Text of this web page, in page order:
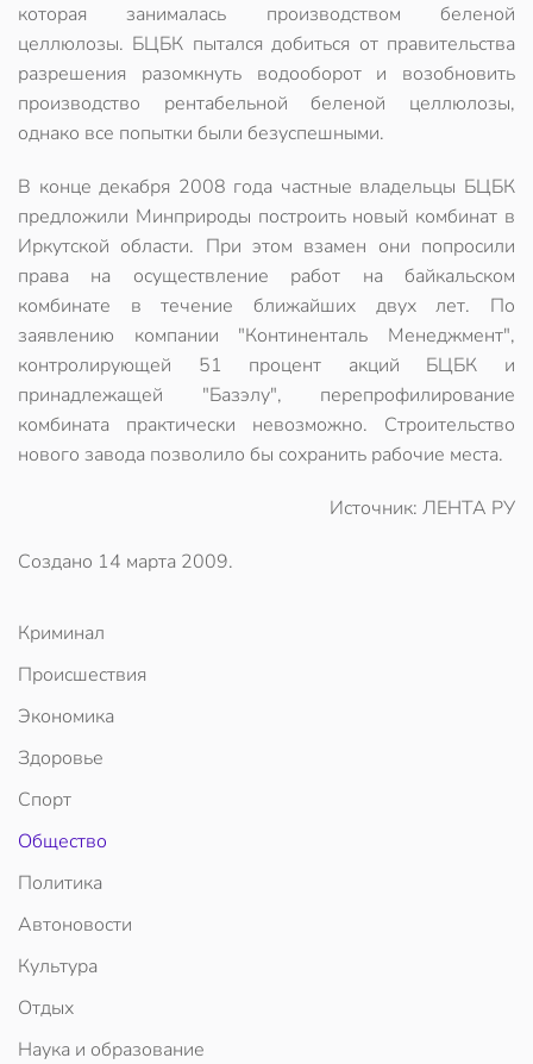
которая занималась производством беленой
целлюлозы. БЦБК пытался добиться от правительства
разрешения разомкнуть водооборот и возобновить
производство рентабельной беленой целлюлозы,
однако все попытки были безуспешными.
В конце декабря 2008 года частные владельцы БЦБК
предложили Минприроды построить новый комбинат в
Иркутской области. При этом взамен они попросили
права на осуществление работ на байкальском
комбинате в течение ближайших двух лет. По
заявлению компании "Континенталь Менеджмент",
контролирующей 51 процент акций БЦБК и
принадлежащей "Базэлу", перепрофилирование
комбината практически невозможно. Строительство
нового завода позволило бы сохранить рабочие места.
Источник: ЛЕНТА РУ
Создано 14 марта 2009.
Криминал
Происшествия
Экономика
Здоровье
Спорт
Общество
Политика
Автоновости
Культура
Отдых
Наука и образование